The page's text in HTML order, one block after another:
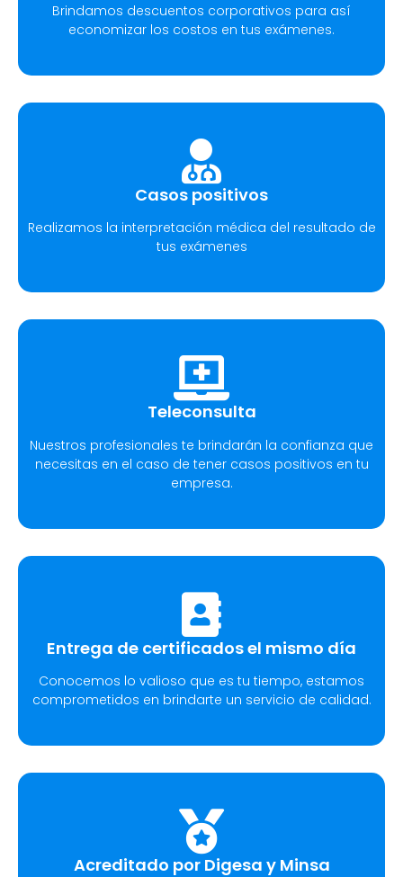
Brindamos descuentos corporativos para así
economizar los costos en tus exámenes.
Casos positivos
Realizamos la interpretación médica del resultado de
tus exámenes
Teleconsulta
Nuestros profesionales te brindarán la confianza que
necesitas en el caso de tener casos positivos en tu
empresa.
Entrega de certificados el mismo día
Conocemos lo valioso que es tu tiempo, estamos
comprometidos en brindarte un servicio de calidad.
Acreditado por Digesa y Minsa​